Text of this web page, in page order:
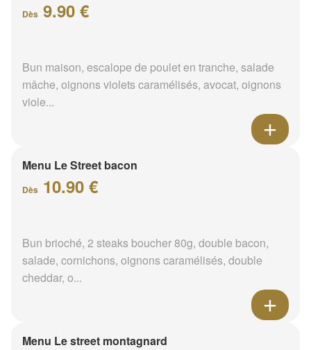
Dès 9.90 €
Bun maison, escalope de poulet en tranche, salade
mâche, oignons violets caramélisés, avocat, oignons
viole...
Menu Le Street bacon
Dès 10.90 €
Bun brioché, 2 steaks boucher 80g, double bacon,
salade, cornichons, oignons caramélisés, double
cheddar, o...
Menu Le street montagnard